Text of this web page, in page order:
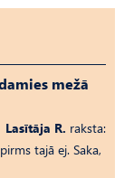
mežā
Lasītāja R. raksta:
tajā ej. Saka,